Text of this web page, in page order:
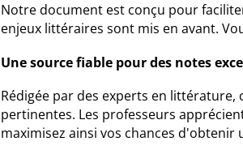
Notre document est conçu pour
enjeux littéraires sont mis en avant.
Une source fiable pour des notes
Rédigée par des experts en littérature,
pertinentes. Les professeurs
maximisez ainsi vos chances d'obtenir